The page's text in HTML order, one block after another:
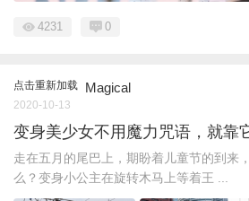
4231 0
点击重新加载 Magical
2020-10-13
变身美少女不用魔力咒语，就靠
走在五月的尾巴上，期盼着儿童节的到来
么？变身小公主在旋转木马上等着王 ...